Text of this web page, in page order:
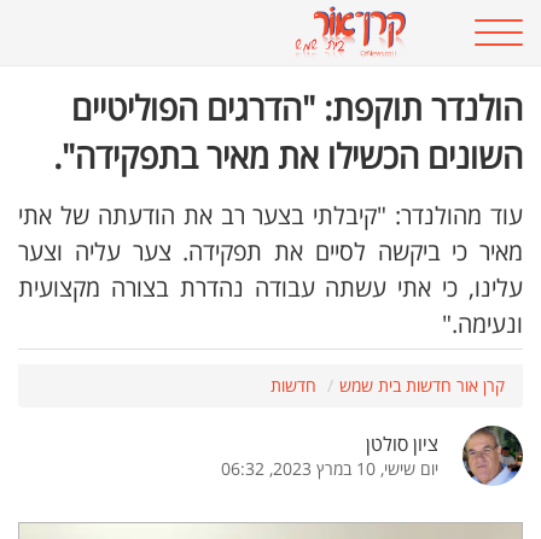
הולנדר תוקפת: "הדרגים הפוליטיים
השונים הכשילו את מאיר בתפקידה".
עוד מהולנדר: "קיבלתי בצער רב את הודעתה של אתי
מאיר כי ביקשה לסיים את תפקידה. צער עליה וצער
עלינו, כי אתי עשתה עבודה נהדרת בצורה מקצועית
ונעימה."
קרן אור חדשות בית שמש חדשות
ציון סולטן
יום שישי, 10 במרץ 2023, 06:32